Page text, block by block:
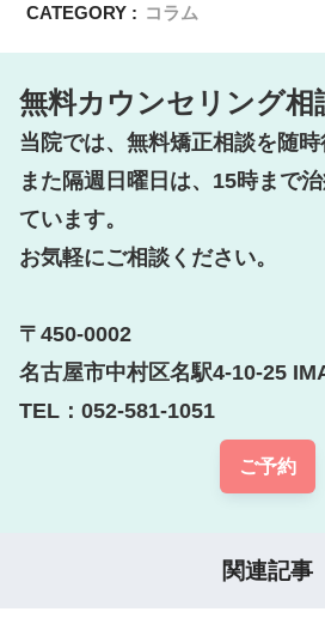
CATEGORY : コラム
無料カウンセリング相
当院では、無料矯正相談を随時
また隔週日曜日は、15時まで
ています。
お気軽にご相談ください。
〒450-0002
名古屋市中村区名駅4-10-25
TEL：052-581-1051
ご予約
関連記事